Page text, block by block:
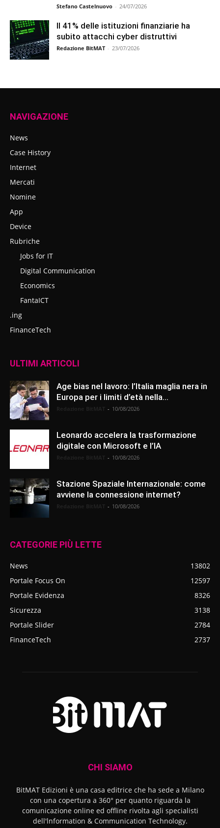
Stefano Castelnuovo - 24/07/2026
Il 41% delle istituzioni finanziarie ha
subito attacchi cyber distruttivi
Redazione BitMAT - 23/07/2026
NAVIGAZIONE
News
Case History
Internet
Mercati
Nomine
App
Device
Rubriche
Jobs for IT
Digital Communication
Economics
FantaICT
.ing
FinanceTech
ULTIMI ARTICOLI
Age bias nel lavoro: l’Italia maglia nera in
Europa per i limiti d’età nella...
- 10/08/2026
Leonardo accelera la trasformazione
digitale con Microsoft e l’IA
- 10/08/2026
Stazione Spaziale Internazionale: come
avviene la connessione internet?
- 10/08/2026
CATEGORIE PIÙ LETTE
News
13802
Portale Focus On
12597
Portale Evidenza
8326
Sicurezza
3138
Portale Slider
2784
FinanceTech
2737
CHI SIAMO
BitMAT Edizioni è una casa editrice che ha sede a Milano
con una copertura a 360° per quanto riguarda la
comunicazione online ed offline rivolta agli specialisti
dell'lnformation & Communication Technology.